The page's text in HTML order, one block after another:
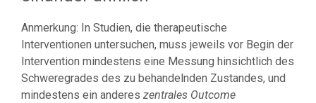
Anmerkung: In Studien, die therapeutische
Interventionen untersuchen, muss jeweils vor Begin der
Intervention mindestens eine Messung hinsichtlich des
Schweregrades des zu behandelnden Zustandes, und
mindestens ein anderes zentrales Outcome